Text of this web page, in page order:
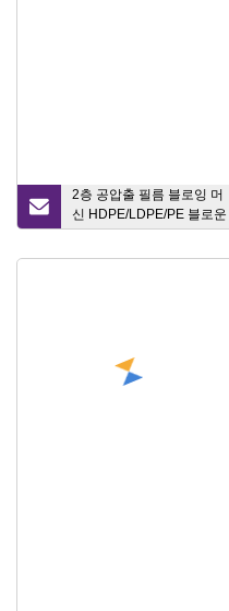
2층 공압출 필름 블로잉 머
신 HDPE/LDPE/PE 블로운
필름 기계